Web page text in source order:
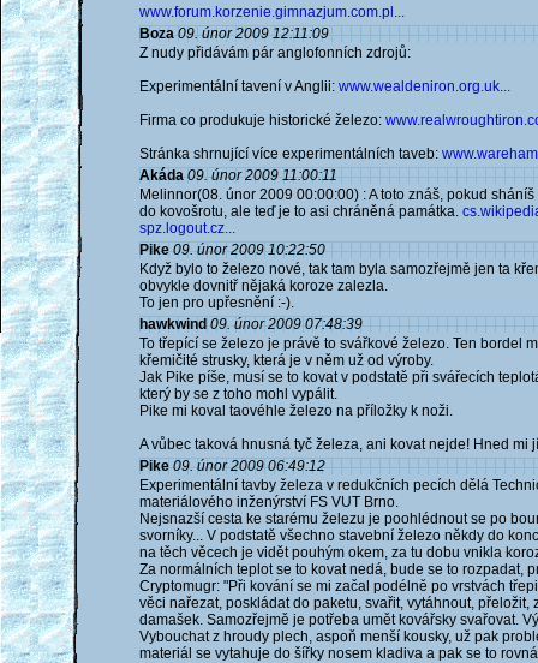
www.forum.korzenie.gimnazjum.com.pl...
Boza 09. únor 2009 12:11:09
Z nudy přidávám pár anglofonních zdrojů:
Experimentální tavení v Anglii: www.wealdeniron.org.uk...
Firma co produkuje historické železo:
Stránka shrnující více experimentálních taveb:
Akáda 09. únor 2009 11:00:11
Melinnor(08. únor 2009 00:00:00) : A toto znáš, pokud
do kovošrotu, ale teď je to asi chráněná památka.
spz.logout.cz...
Pike 09. únor 2009 10:22:50
Když bylo to železo nové, tak tam byla samozřejmě jen ta
obvykle dovnitř nějaká koroze zalezla.
To jen pro upřesnění :-).
hawkwind 09. únor 2009 07:48:39
To třepící se železo je právě to svářkové železo. Ten bordel
křemičité strusky, která je v něm už od výroby.
Jak Pike píše, musí se to kovat v podstatě při svářecích
který by se z toho mohl vypálit.
Pike mi koval taovéhle železo na příložky k noži.
A vůbec taková hnusná tyč železa, ani kovat nejde! Hned mi
Pike 09. únor 2009 06:49:12
Experimentální tavby železa v redukčních pecích dělá
materiálového inženýrství FS VUT Brno.
Nejsnazší cesta ke starému železu je poohlédnout se po
svorníky... V podstatě všechno stavební železo někdy do
na těch věcech je vidět pouhým okem, za tu dobu vnikla
Za normálních teplot se to kovat nedá, bude se to rozpadat,
Cryptomugr: "Při kování se mi začal podélně po vrstvách
věci nařezat, poskládat do paketu, svařit, vytáhnout,
damašek. Samozřejmě je potřeba umět kovářsky svařovat.
Vybouchat z hroudy plech, aspoň menší kousky, už pak
materiál se vytahuje do šířky nosem kladiva a pak se to